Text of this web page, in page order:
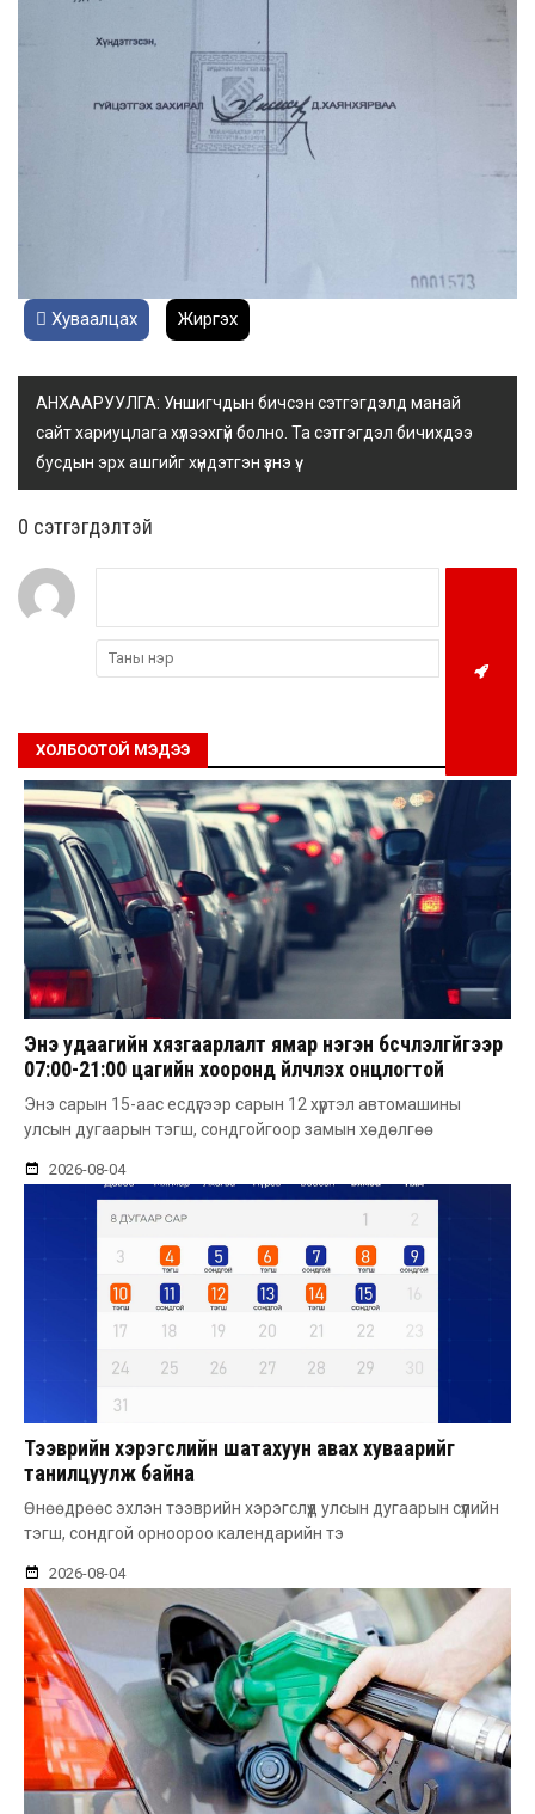
Хуваалцах Жиргэх
АНХААРУУЛГА: Уншигчдын бичсэн сэтгэгдэлд манай
сайт хариуцлага хүлээхгүй болно. Та сэтгэгдэл бичихдээ
бусдын эрх ашгийг хүндэтгэн үзнэ үү.
0 cэтгэгдэлтэй
ХОЛБООТОЙ МЭДЭЭ
Энэ удаагийн хязгаарлалт ямар нэгэн бүсчлэлгүйгээр
07:00-21:00 цагийн хооронд үйлчлэх онцлогтой
Энэ сарын 15-аас есдүгээр сарын 12 хүртэл автомашины
улсын дугаарын тэгш, сондгойгоор замын хөдөлгөө
2026-08-04
Тээврийн хэрэгслийн шатахуун авах хуваарийг
танилцуулж байна
Өнөөдрөөс эхлэн тээврийн хэрэгслүүд улсын дугаарын сүүлийн
тэгш, сондгой орноороо календарийн тэ
2026-08-04